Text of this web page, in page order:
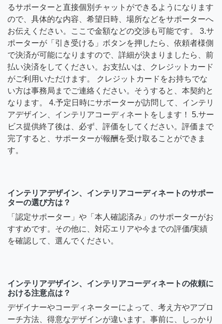
るサポーターと直接個別チャットができるようになります
ので、具体的な内容、希望日時、場所などをサポーターへ
お伝えください。ここで金額などの交渉も可能です。 3.サ
ポーターが「引き受ける」ボタンを押したら、依頼者様側
で決済が可能になりますので、詳細が決まりましたら、前
払い決済をしてください。お支払いは、クレジットカード
がご利用いただけます。 クレジットカードをお持ちでな
い方は事務局までご連絡ください。そうすると、本契約と
なります。 4.予定日時にサポーターが訪問して、インテリ
アデザイン、インテリアコーディネートをします！ 5.サー
ビス提供終了後は、必ず、評価をしてください。評価まで
完了すると、サポーターが報酬を受け取ることができま
す。
インテリアデザイン、インテリアコーディネートのサポー
ターの選び方は？
「認定サポーター」や「本人確認済み」のサポーターがお
すすめです。その他に、対応エリアや今までの評価/実績
を確認して、選んでください。
インテリアデザイン、インテリアコーディネートの依頼に
おける注意点は？
デザイナーやコーディネーターによって、考え方やアプロ
ーチ方法、得意なデザインが違います。事前に、しっかり